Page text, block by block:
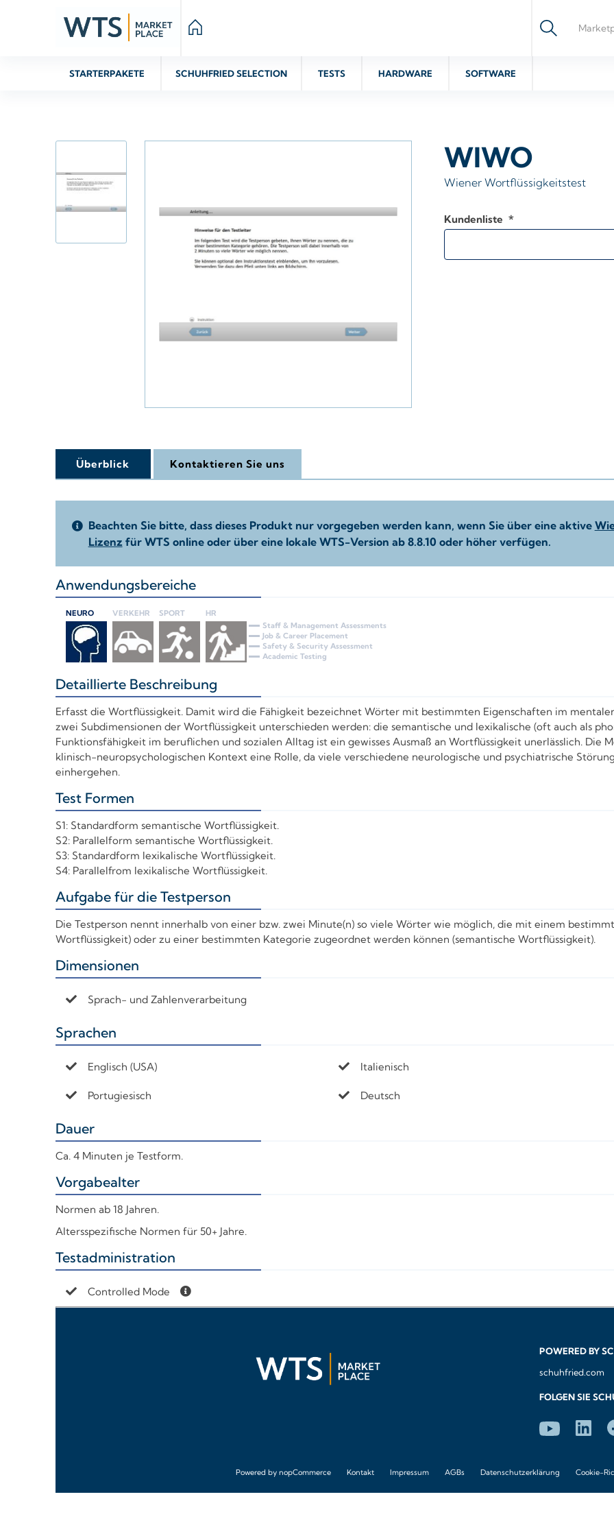
STARTERPAKETE SCHUHFRIED SELECTION TESTS HARDWARE SOFTWARE
WIWO
Wiener Wortflüssigkeitstest
Kundenliste *
Überblick Kontaktieren Sie uns
Beachten Sie bitte, dass dieses Produkt nur vorgegeben werden kann, wenn Sie über eine aktive
Lizenzfür WTS online oder über eine lokale WTS-Version ab 8.8.10 oder höher verfügen.
Anwendungsbereiche
NEURO VERKEHR SPORT
HR
Staff & Management Assessments
Job & Career Placement
Safety & Security Assessment
Academic Testing
Detaillierte Beschreibung
Erfasst die Wortflüssigkeit. Damit wird die Fähigkeit bezeichnet Wörter mit bestimmten Eigenschaften im
zwei Subdimensionen der Wortflüssigkeit unterschieden werden: die semantische und lexikalische (oft auch als
Funktionsfähigkeit im beruflichen und sozialen Alltag ist ein gewisses Ausmaß an Wortflüssigkeit unerlässlich. Die
klinisch-neuropsychologischen Kontext eine Rolle, da viele verschiedene neurologische und psychiatrische
einhergehen.
Test Formen
S1: Standardform semantische Wortflüssigkeit.
S2: Parallelform semantische Wortflüssigkeit.
S3: Standardform lexikalische Wortflüssigkeit.
S4: Parallelfrom lexikalische Wortflüssigkeit.
Aufgabe für die Testperson
Die Testperson nennt innerhalb von einer bzw. zwei Minute(n) so viele Wörter wie möglich, die mit einem
Wortflüssigkeit) oder zu einer bestimmten Kategorie zugeordnet werden können (semantische Wortflüssigkeit).
Dimensionen
Sprach- und Zahlenverarbeitung
Sprachen
Englisch (USA) Italienisch
Portugiesisch Deutsch
Dauer
Ca. 4 Minuten je Testform.
Vorgabealter
Normen ab 18 Jahren.
Altersspezifische Normen für 50+ Jahre.
Testadministration
Controlled Mode
POWERED BY
schuhfried.com
FOLGEN SIE
Powered by nopCommerce Kontakt Impressum AGBs Datenschutzerklärung Cookie-